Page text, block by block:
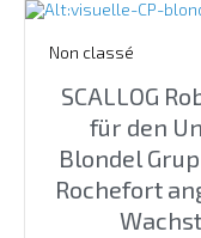
Non classé
SCALLOG
für den
Blondel
Rochefort